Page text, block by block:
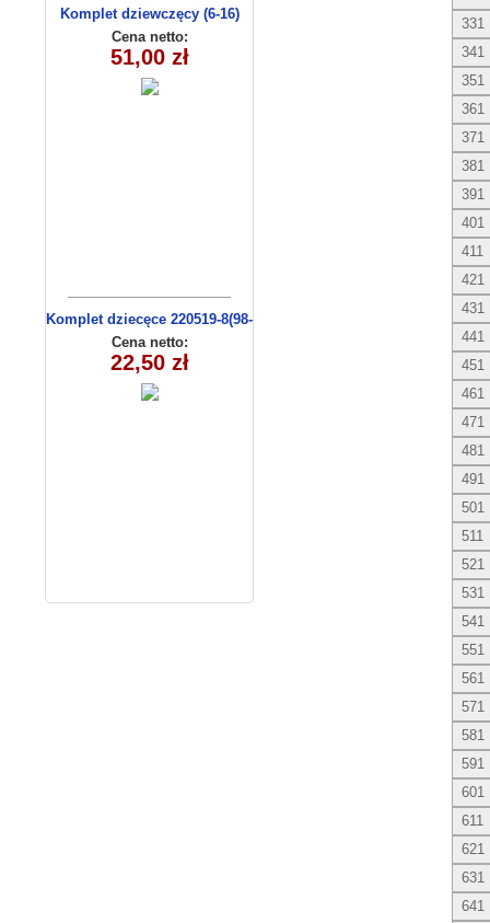
Komplet dziewczęcy (6-16)
8159
Cena netto:
51,00 zł
Komplet dziecęce 220519-8(98-
116 m)
Cena netto:
22,50 zł
331
341
351
361
371
381
391
401
411
421
431
441
451
461
471
481
491
501
511
521
531
541
551
561
571
581
591
601
611
621
631
641